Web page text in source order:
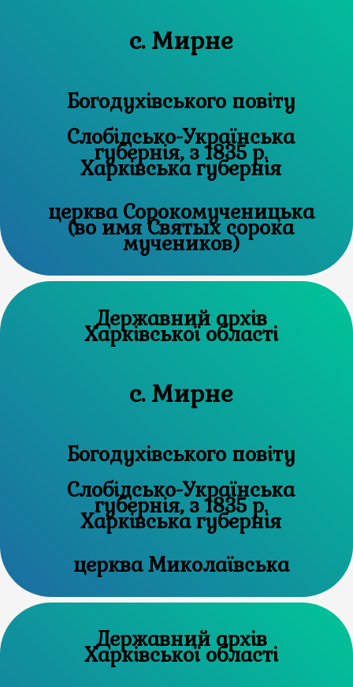
с. Мирне
Богодухівського повіту
Слобідсько-Українська
губернія, з 1835 р.
Харківська губернія
церква Сорокомученицька
(во имя Святых сорока
мучеников)
Державний архів
Харківської області
с. Мирне
Богодухівського повіту
Слобідсько-Українська
губернія, з 1835 р.
Харківська губернія
церква Миколаївська
Державний архів
Харківської області